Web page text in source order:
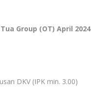
Group (OT) April 2024
DKV (IPK min. 3.00)